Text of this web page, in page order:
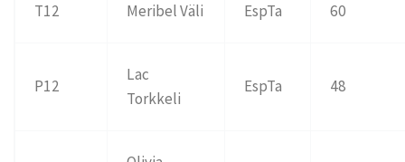
T12 Meribel Väli EspTa 60
P12
Lac
Torkkeli
EspTa 48